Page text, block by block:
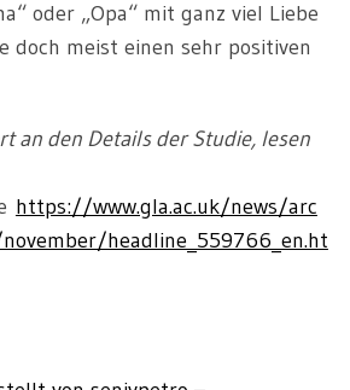
oder „Opa“ mit ganz viel Liebe
doch meist einen sehr positiven
an den Details der Studie, lesen
https://www.gla.ac.uk/news/arc
headline_559766_en.ht